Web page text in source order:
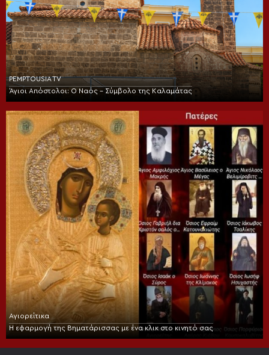
PEMPTOUSIA TV
Άγιοι Απόστολοι: Ο Ναός – Σύμβολο της Καλαμάτας
Αγιορείτικα
Η εφαρμογή της Βηματάρισσας με ένα κλικ στο κινητό σας